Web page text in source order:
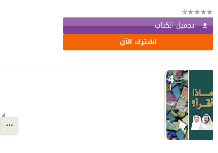
تحميل الكتاب
اشترك الآن